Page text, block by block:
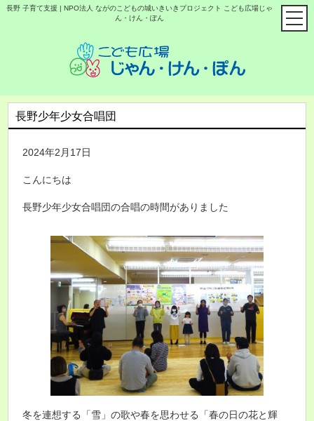
長野 子育て支援 | NPO法人 ながのこどもの城いきいきプロジェクト こども広場じゃ
ん・けん・ぽん
長野少年少女合唱団
2024年2月17日
こんにちは
長野少年少女合唱団の合唱の時間がありました
冬を連想する「雪」の歌や春を思わせる「春の日の花と輝